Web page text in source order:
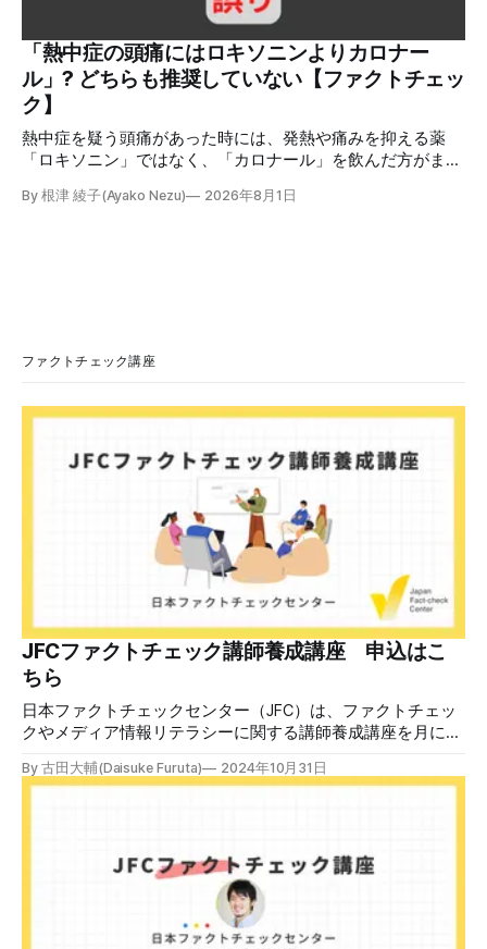
90分間。修了者には認定バッジと教室や職場などで利用可能
な教材を提供します。 次回の開講は8月23日（日）午後4時
~5時30分で、お申し込みはこちら。 日本ファクトチェック
センター（JFC） ファクトチェック講師養成講座 8月23
日（日）開催分日本フ
「熱中症の頭痛にはロキソニンよりカロナー
ル」? どちらも推奨していない【ファクトチェッ
ク】
熱中症を疑う頭痛があった時には、発熱や痛みを抑える薬
「ロキソニン」ではなく、「カロナール」を飲んだ方がまし
学会の医師は「熱中症ではロキソニン、カロナールのいずれ
熱中症っぽくてカロナール飲んどいた」「熱中症の時の頭痛
め、検証する。 検証過程 カロナールとロキソニン 医薬品の
（PMDA）の一般人向けくすり情報サイト「PMDAおくすり
サーチ」で検索すると、カロナールの効果は以下の通りだ。
・解熱鎮痛剤と呼ばれ
By 根津 綾子(Ayako Nezu) 2026年8月1日
ファクトチェック講座
JFCファクトチェック講師養成講座 申込はこ
ちら
日本ファクトチェックセンター（JFC）は、ファクトチェッ
クやメディア情報リテラシーに関する講師養成講座を月に1
認定バッジと教室や職場などで利用可能な教材を提供しま
ファクトチェックセンター（JFC）による講師養成講座で
す。 講師養成講座（オンラインで90分）を受講いただいた
後、修了課題を提出された方には、教室や職場などで利用可
能な教材の提... powered by Peatix : More than a
By 古田大輔(Daisuke Furuta) 2024年10月31日